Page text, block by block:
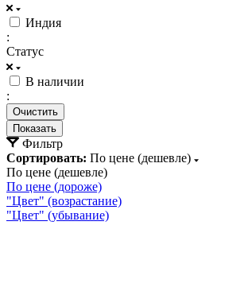
Индия
:
Статус
В наличии
:
Очистить
Фильтр
Сортировать: По цене (дешевле)
По цене (дешевле)
По цене (дороже)
"Цвет" (возрастание)
"Цвет" (убывание)